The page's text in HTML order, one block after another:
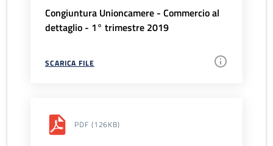
Congiuntura Unioncamere - Commercio al
dettaglio - 1° trimestre 2019
SCARICA FILE
PDF (126KB)